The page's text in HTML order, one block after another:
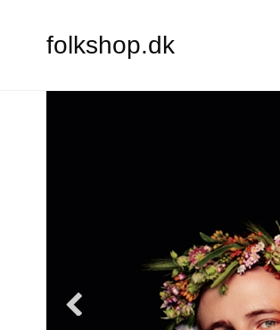
folkshop.dk